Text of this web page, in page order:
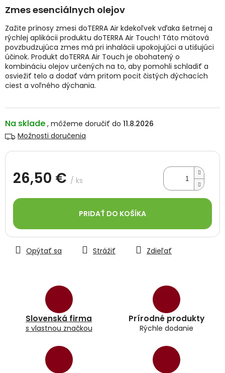
Na sklade
11.8.2026
Možnosti doručenia
26,50 € / ks
cena:
PRIDAŤ DO KOŠÍKA
Slovenská firma
s vlastnou značkou
Prírodné produkty
Rýchle dodanie
Zmes esenciálnych olejov
Zažite prínosy zmesi doTERRA Air kdekoľvek vďaka šetrnej a
rýchlej aplikácii produktu doTERRA Air Touch! Táto mätová
povzbudzujúca zmes má pri inhalácii upokojujúci a utišujúci
účinok. Produkt doTERRA Air Touch je obohatený o
kombináciu olejov určených na to, aby pomohli schladiť a
osviežiť telo a dodať vám pritom pocit čistých dýchacích
ciest a voľného dýchania.
Opýtať sa Strážiť Zdieľať
z
5
hviezdičiek.